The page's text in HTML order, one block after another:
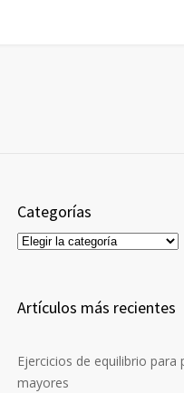
Categorías
Categorías
Artículos más recientes
Ejercicios de equilibrio para
mayores